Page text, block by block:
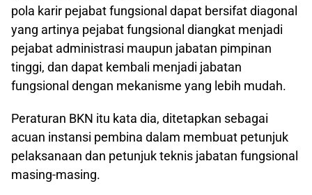
pola karir pejabat fungsional dapat bersifat diagonal
yang artinya pejabat fungsional diangkat menjadi
pejabat administrasi maupun jabatan pimpinan
tinggi, dan dapat kembali menjadi jabatan
fungsional dengan mekanisme yang lebih mudah.
Peraturan BKN itu kata dia, ditetapkan sebagai
acuan instansi pembina dalam membuat petunjuk
pelaksanaan dan petunjuk teknis jabatan fungsional
masing-masing.